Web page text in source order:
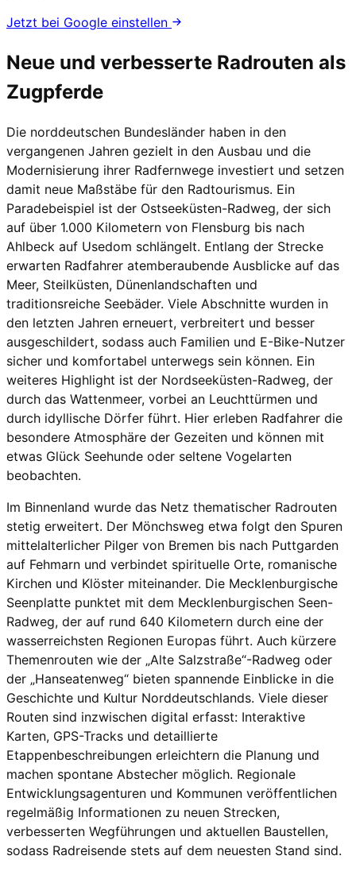
Jetzt bei Google einstellen
Neue und verbesserte Radrouten als
Zugpferde
Die norddeutschen Bundesländer haben in den
vergangenen Jahren gezielt in den Ausbau und die
Modernisierung ihrer Radfernwege investiert und setzen
damit neue Maßstäbe für den Radtourismus. Ein
Paradebeispiel ist der Ostseeküsten-Radweg, der sich
auf über 1.000 Kilometern von Flensburg bis nach
Ahlbeck auf Usedom schlängelt. Entlang der Strecke
erwarten Radfahrer atemberaubende Ausblicke auf das
Meer, Steilküsten, Dünenlandschaften und
traditionsreiche Seebäder. Viele Abschnitte wurden in
den letzten Jahren erneuert, verbreitert und besser
ausgeschildert, sodass auch Familien und E-Bike-Nutzer
sicher und komfortabel unterwegs sein können. Ein
weiteres Highlight ist der Nordseeküsten-Radweg, der
durch das Wattenmeer, vorbei an Leuchttürmen und
durch idyllische Dörfer führt. Hier erleben Radfahrer die
besondere Atmosphäre der Gezeiten und können mit
etwas Glück Seehunde oder seltene Vogelarten
beobachten.
Im Binnenland wurde das Netz thematischer Radrouten
stetig erweitert. Der Mönchsweg etwa folgt den Spuren
mittelalterlicher Pilger von Bremen bis nach Puttgarden
auf Fehmarn und verbindet spirituelle Orte, romanische
Kirchen und Klöster miteinander. Die Mecklenburgische
Seenplatte punktet mit dem Mecklenburgischen Seen-
Radweg, der auf rund 640 Kilometern durch eine der
wasserreichsten Regionen Europas führt. Auch kürzere
Themenrouten wie der „Alte Salzstraße“-Radweg oder
der „Hanseatenweg“ bieten spannende Einblicke in die
Geschichte und Kultur Norddeutschlands. Viele dieser
Routen sind inzwischen digital erfasst: Interaktive
Karten, GPS-Tracks und detaillierte
Etappenbeschreibungen erleichtern die Planung und
machen spontane Abstecher möglich. Regionale
Entwicklungsagenturen und Kommunen veröffentlichen
regelmäßig Informationen zu neuen Strecken,
verbesserten Wegführungen und aktuellen Baustellen,
sodass Radreisende stets auf dem neuesten Stand sind.